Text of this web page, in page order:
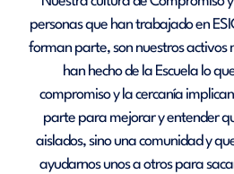
personas que han trabajado en
forman parte, son nuestros
han hecho de la Escuela lo
compromiso y la cercanía
parte para mejorar y entender
aislados, sino una comunidad y
ayudarnos unos a otros para